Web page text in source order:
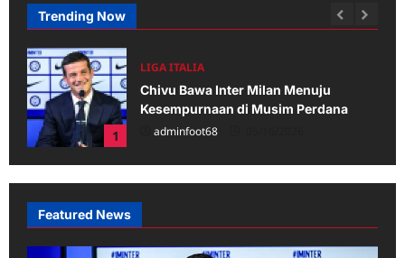
Trending Now
1
LIGA ITALIA
Chivu Bawa Inter Milan Menuju
Kesempurnaan di Musim Perdana
adminfoot68
Featured News